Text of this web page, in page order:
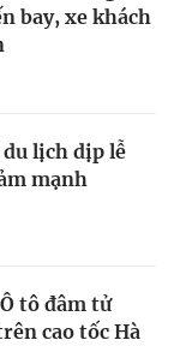
bay, xe khách
lịch dịp lễ
mạnh
tô đâm tử
cao tốc Hà